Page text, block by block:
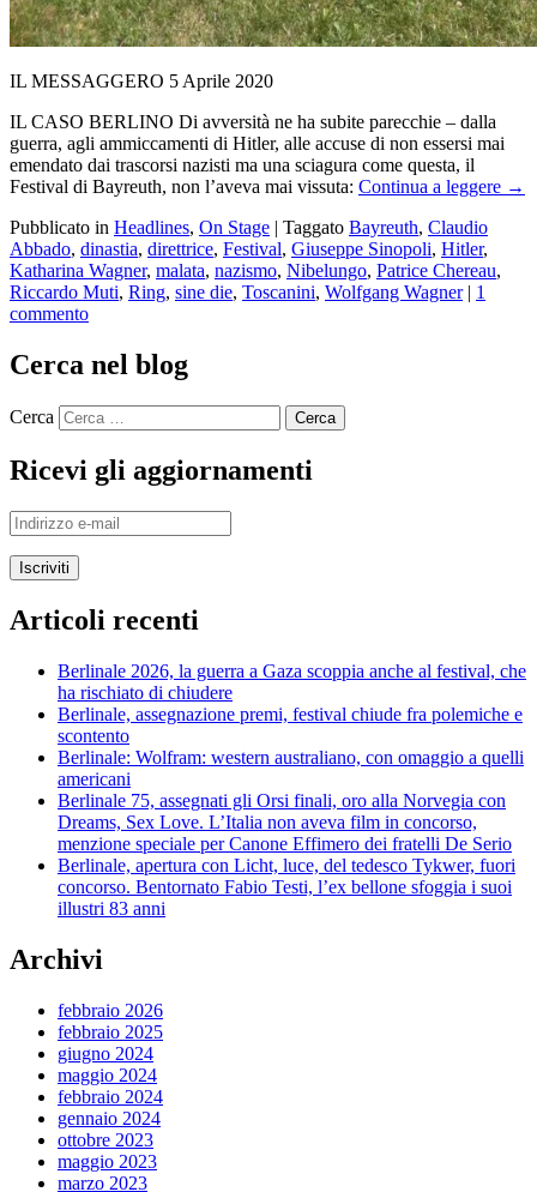
IL MESSAGGERO 5 Aprile 2020
IL CASO BERLINO Di avversità ne ha subite parecchie – dalla
guerra, agli ammiccamenti di Hitler, alle accuse di non essersi mai
emendato dai trascorsi nazisti ma una sciagura come questa, il
Festival di Bayreuth, non l’aveva mai vissuta: Continua a leggere →
Pubblicato in Headlines, On Stage | Taggato Bayreuth, Claudio
Abbado, dinastia, direttrice, Festival, Giuseppe Sinopoli, Hitler,
Katharina Wagner, malata, nazismo, Nibelungo, Patrice Chereau,
Riccardo Muti, Ring, sine die, Toscanini, Wolfgang Wagner | 1
commento
Cerca nel blog
Cerca
Ricevi gli aggiornamenti
Indirizzo
e-
mail
Articoli recenti
Berlinale 2026, la guerra a Gaza scoppia anche al festival, che
ha rischiato di chiudere
Berlinale, assegnazione premi, festival chiude fra polemiche e
scontento
Berlinale: Wolfram: western australiano, con omaggio a quelli
americani
Berlinale 75, assegnati gli Orsi finali, oro alla Norvegia con
Dreams, Sex Love. L’Italia non aveva film in concorso,
menzione speciale per Canone Effimero dei fratelli De Serio
Berlinale, apertura con Licht, luce, del tedesco Tykwer, fuori
concorso. Bentornato Fabio Testi, l’ex bellone sfoggia i suoi
illustri 83 anni
Archivi
febbraio 2026
febbraio 2025
giugno 2024
maggio 2024
febbraio 2024
gennaio 2024
ottobre 2023
maggio 2023
marzo 2023